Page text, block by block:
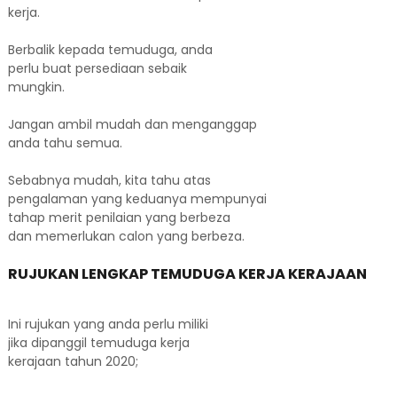
kerja.
Berbalik kepada temuduga, anda
perlu buat persediaan sebaik
mungkin.
Jangan ambil mudah dan menganggap
anda tahu semua.
Sebabnya mudah, kita tahu atas
pengalaman yang keduanya mempunyai
tahap merit penilaian yang berbeza
dan memerlukan calon yang berbeza.
RUJUKAN LENGKAP TEMUDUGA KERJA KERAJAAN
Ini rujukan yang anda perlu miliki
jika dipanggil temuduga kerja
kerajaan tahun 2020;